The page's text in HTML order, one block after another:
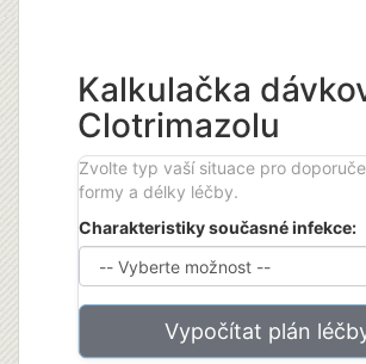
Kalkulačka
Clotrimazolu
Zvolte typ vaší situace pro
formy a délky léčby.
Charakteristiky současné infekce:
Vypočítat plán